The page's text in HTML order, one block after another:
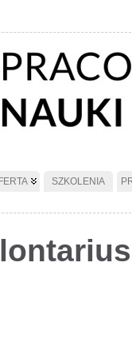
SZKOLENIA